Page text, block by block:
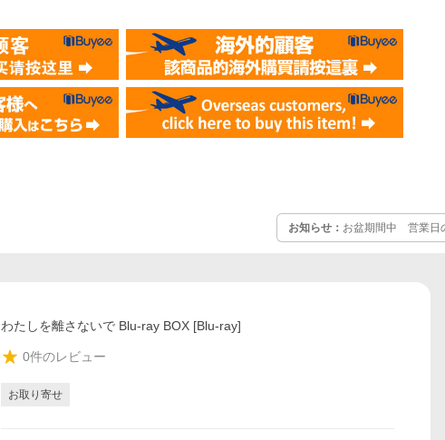
お知らせ： お盆期間中 営業日
わたしを離さないで Blu-ray BOX [Blu-ray]
0件のレビュー
お取り寄せ